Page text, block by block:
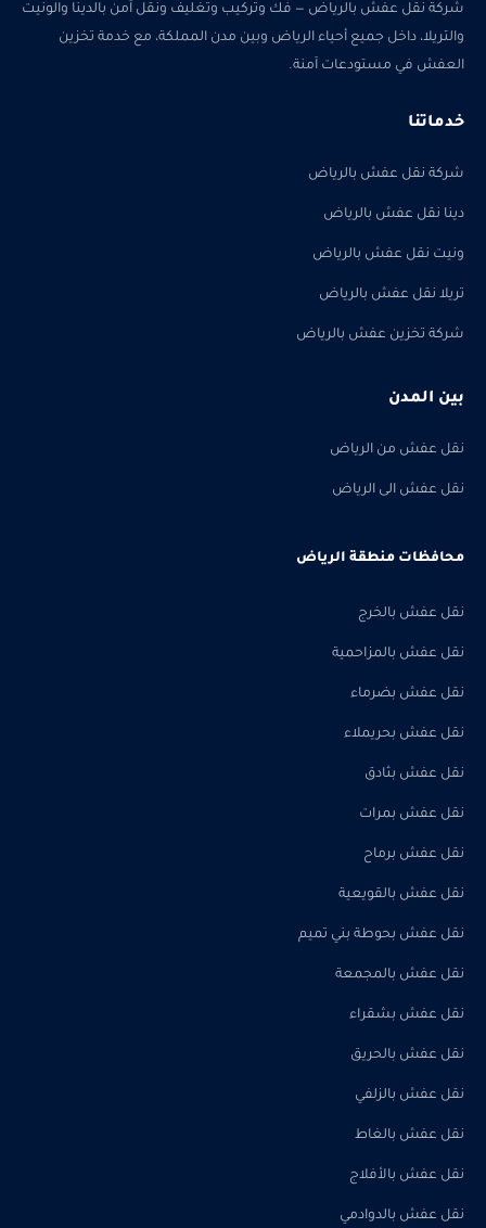
شركة نقل عفش بالرياض — فك وتركيب وتغليف ونقل آمن بالدينا والونيت
والتريلا، داخل جميع أحياء الرياض وبين مدن المملكة، مع خدمة تخزين
العفش في مستودعات آمنة.
خدماتنا
شركة نقل عفش بالرياض
دينا نقل عفش بالرياض
ونيت نقل عفش بالرياض
تريلا نقل عفش بالرياض
شركة تخزين عفش بالرياض
بين المدن
نقل عفش من الرياض
نقل عفش الى الرياض
محافظات منطقة الرياض
نقل عفش بالخرج
نقل عفش بالمزاحمية
نقل عفش بضرماء
نقل عفش بحريملاء
نقل عفش بثادق
نقل عفش بمرات
نقل عفش برماح
نقل عفش بالقويعية
نقل عفش بحوطة بني تميم
نقل عفش بالمجمعة
نقل عفش بشقراء
نقل عفش بالحريق
نقل عفش بالزلفي
نقل عفش بالغاط
نقل عفش بالأفلاج
نقل عفش بالدوادمي